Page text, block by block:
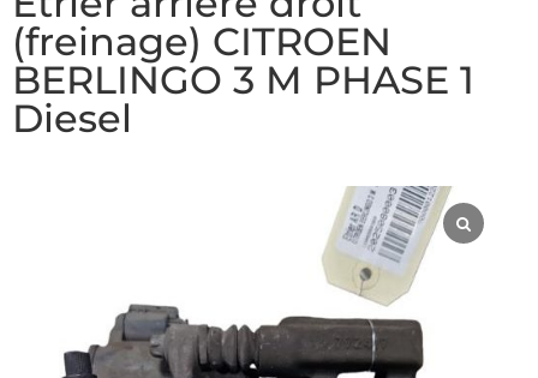
(freinage) CITROEN
BERLINGO 3 M PHASE 1
Diesel